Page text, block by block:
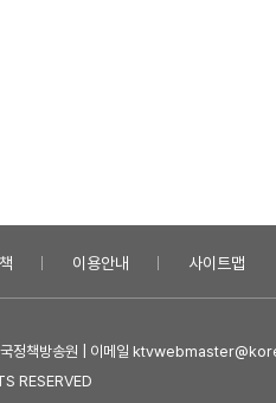
이용안내 사이트맵
국정책방송원 | 이메일
RESERVED